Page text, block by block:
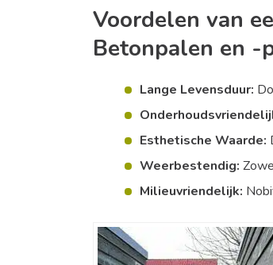
Voordelen van
Betonpalen en -
Lange Levensduur:
Esthetische Waarde:
Weerbestendig:
Milieuvriendelijk: